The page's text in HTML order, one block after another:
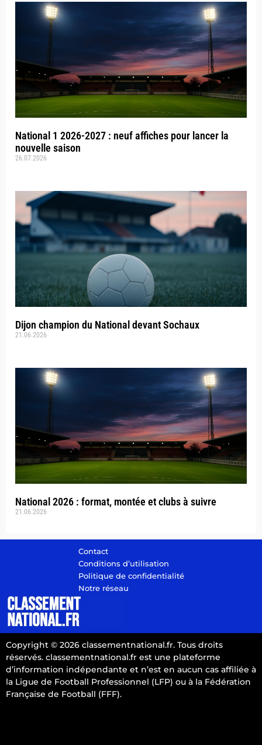
National 1 2026-2027 : neuf affiches pour lancer la
nouvelle saison
26.07.2026
Dijon champion du National devant Sochaux
21.06.2026
National 2026 : format, montée et clubs à suivre
21.06.2026
Contact
Conditions d’utilisation
Politique de confidentialité
Notre réseau
Copyright © 2026 classementnational.fr. Tous droits
réservés. classementnational.fr est une plateforme
d’information indépendante et n’est en aucun cas affiliée à
la Ligue de Football Professionnel (LFP) ou à la Fédération
Française de Football (FFF).